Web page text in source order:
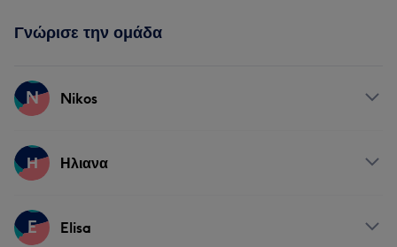
Γνώρισε την ομάδα
N Nikos
Υπηρεσίες
Η Ηλιανα
Υπηρεσίες
E Elisa